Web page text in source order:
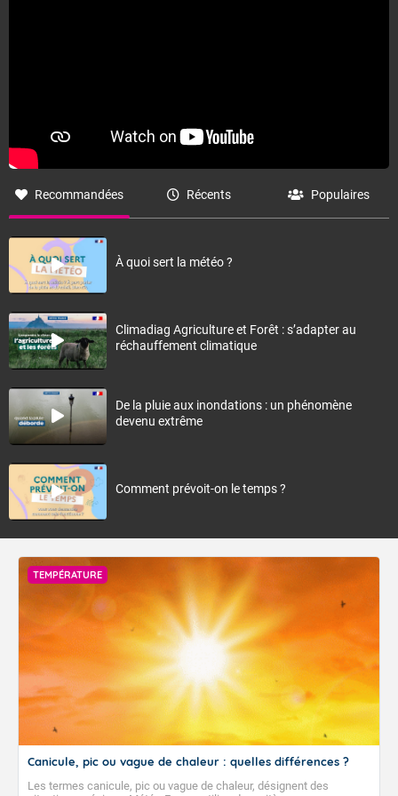
Recommandées Récents Populaires
À quoi sert la météo ?
Climadiag Agriculture et Forêt : s’adapter au
réchauffement climatique
De la pluie aux inondations : un phénomène
devenu extrême
Comment prévoit-on le temps ?
TEMPÉRATURE
Canicule, pic ou vague de chaleur : quelles différences ?
Les termes canicule, pic ou vague de chaleur, désignent des